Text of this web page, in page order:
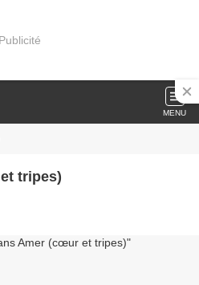
Publicité
MENU
tripes)